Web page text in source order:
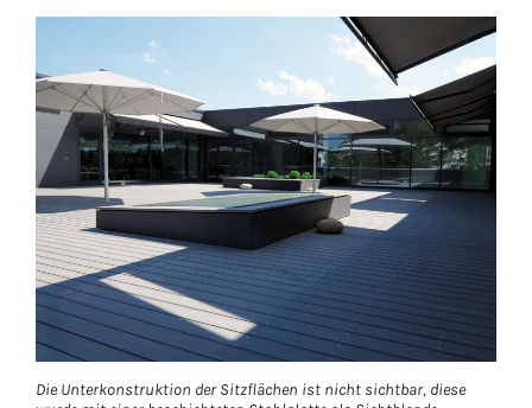
Die Unterkonstruktion der Sitzflächen ist nicht sichtbar, diese